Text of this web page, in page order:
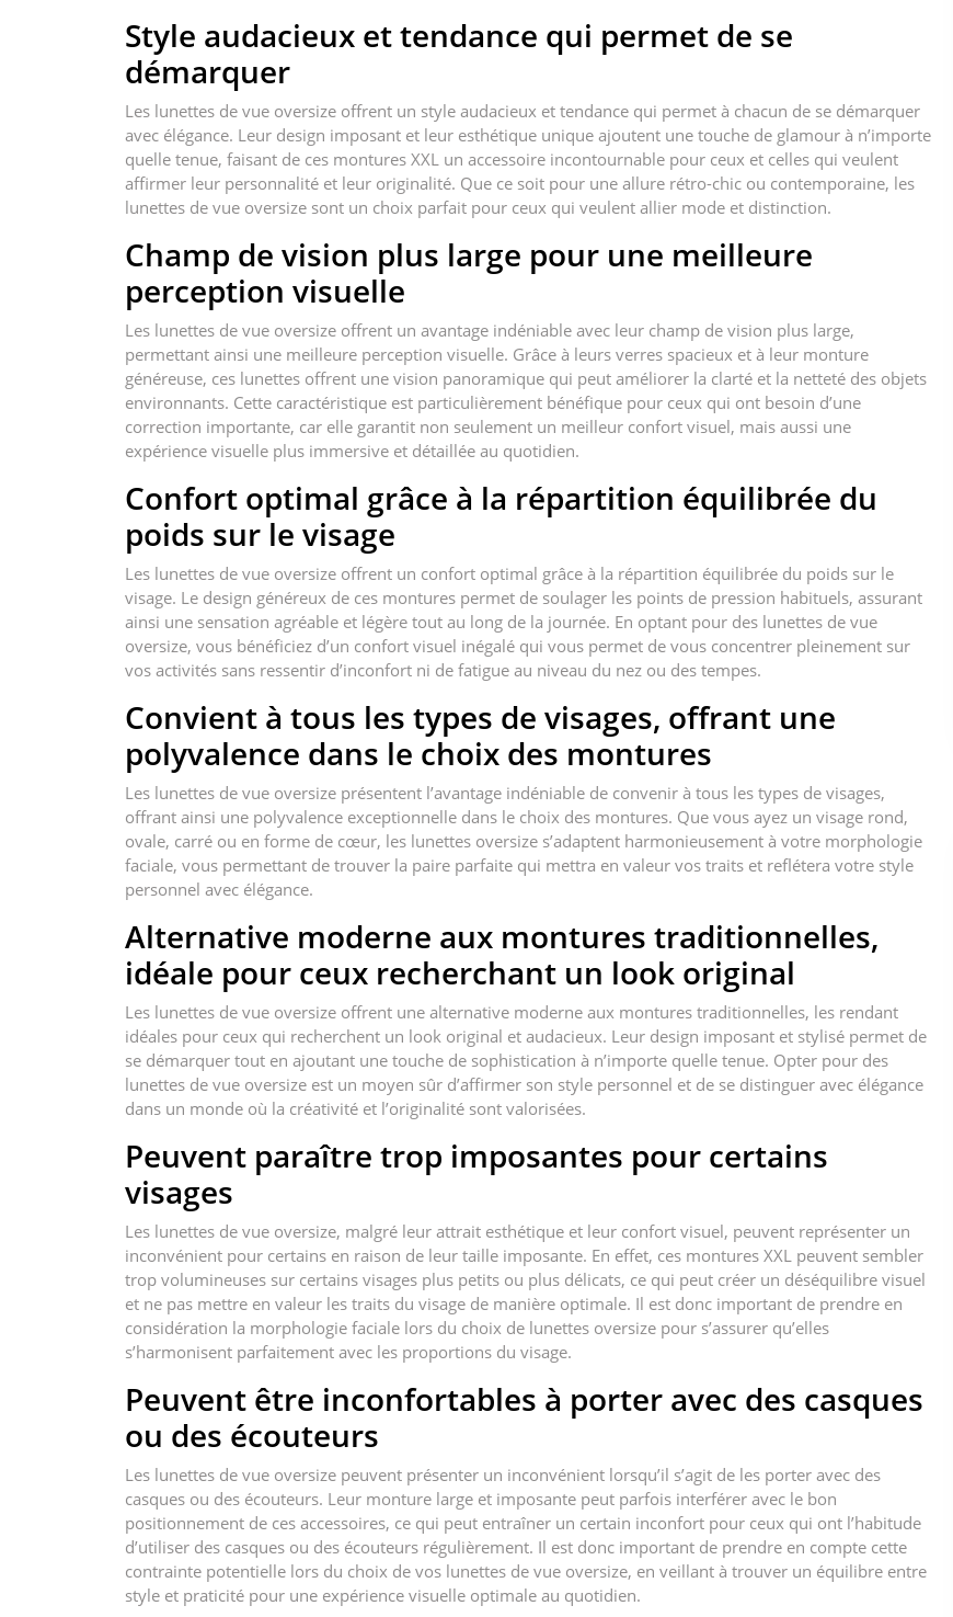
Style audacieux et tendance qui permet de se
démarquer
Les lunettes de vue oversize offrent un style audacieux et tendance qui permet à chacun de se démarquer
avec élégance. Leur design imposant et leur esthétique unique ajoutent une touche de glamour à n’importe
quelle tenue, faisant de ces montures XXL un accessoire incontournable pour ceux et celles qui veulent
affirmer leur personnalité et leur originalité. Que ce soit pour une allure rétro-chic ou contemporaine, les
lunettes de vue oversize sont un choix parfait pour ceux qui veulent allier mode et distinction.
Champ de vision plus large pour une meilleure
perception visuelle
Les lunettes de vue oversize offrent un avantage indéniable avec leur champ de vision plus large,
permettant ainsi une meilleure perception visuelle. Grâce à leurs verres spacieux et à leur monture
généreuse, ces lunettes offrent une vision panoramique qui peut améliorer la clarté et la netteté des objets
environnants. Cette caractéristique est particulièrement bénéfique pour ceux qui ont besoin d’une
correction importante, car elle garantit non seulement un meilleur confort visuel, mais aussi une
expérience visuelle plus immersive et détaillée au quotidien.
Confort optimal grâce à la répartition équilibrée du
poids sur le visage
Les lunettes de vue oversize offrent un confort optimal grâce à la répartition équilibrée du poids sur le
visage. Le design généreux de ces montures permet de soulager les points de pression habituels, assurant
ainsi une sensation agréable et légère tout au long de la journée. En optant pour des lunettes de vue
oversize, vous bénéficiez d’un confort visuel inégalé qui vous permet de vous concentrer pleinement sur
vos activités sans ressentir d’inconfort ni de fatigue au niveau du nez ou des tempes.
Convient à tous les types de visages, offrant une
polyvalence dans le choix des montures
Les lunettes de vue oversize présentent l’avantage indéniable de convenir à tous les types de visages,
offrant ainsi une polyvalence exceptionnelle dans le choix des montures. Que vous ayez un visage rond,
ovale, carré ou en forme de cœur, les lunettes oversize s’adaptent harmonieusement à votre morphologie
faciale, vous permettant de trouver la paire parfaite qui mettra en valeur vos traits et reflétera votre style
personnel avec élégance.
Alternative moderne aux montures traditionnelles,
idéale pour ceux recherchant un look original
Les lunettes de vue oversize offrent une alternative moderne aux montures traditionnelles, les rendant
idéales pour ceux qui recherchent un look original et audacieux. Leur design imposant et stylisé permet de
se démarquer tout en ajoutant une touche de sophistication à n’importe quelle tenue. Opter pour des
lunettes de vue oversize est un moyen sûr d’affirmer son style personnel et de se distinguer avec élégance
dans un monde où la créativité et l’originalité sont valorisées.
Peuvent paraître trop imposantes pour certains
visages
Les lunettes de vue oversize, malgré leur attrait esthétique et leur confort visuel, peuvent représenter un
inconvénient pour certains en raison de leur taille imposante. En effet, ces montures XXL peuvent sembler
trop volumineuses sur certains visages plus petits ou plus délicats, ce qui peut créer un déséquilibre visuel
et ne pas mettre en valeur les traits du visage de manière optimale. Il est donc important de prendre en
considération la morphologie faciale lors du choix de lunettes oversize pour s’assurer qu’elles
s’harmonisent parfaitement avec les proportions du visage.
Peuvent être inconfortables à porter avec des casques
ou des écouteurs
Les lunettes de vue oversize peuvent présenter un inconvénient lorsqu’il s’agit de les porter avec des
casques ou des écouteurs. Leur monture large et imposante peut parfois interférer avec le bon
positionnement de ces accessoires, ce qui peut entraîner un certain inconfort pour ceux qui ont l’habitude
d’utiliser des casques ou des écouteurs régulièrement. Il est donc important de prendre en compte cette
contrainte potentielle lors du choix de vos lunettes de vue oversize, en veillant à trouver un équilibre entre
style et praticité pour une expérience visuelle optimale au quotidien.